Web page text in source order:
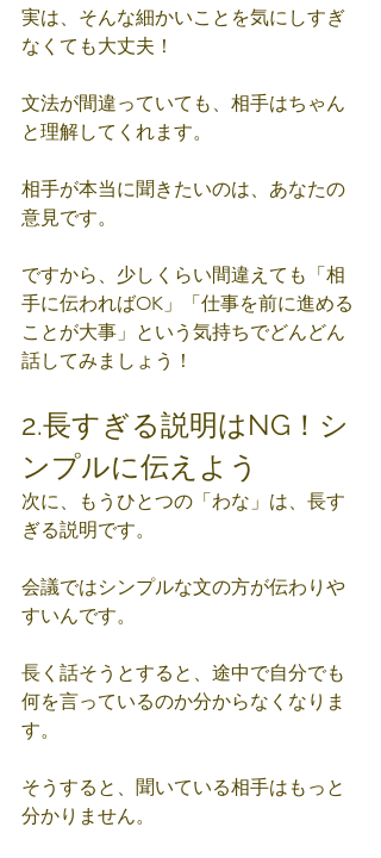
実は、そんな細かいことを気にしすぎ
なくても大丈夫！
文法が間違っていても、相手はちゃん
と理解してくれます。
相手が本当に聞きたいのは、あなたの
意見です。
ですから、少しくらい間違えても「相
手に伝わればOK」「仕事を前に進める
ことが大事」という気持ちでどんどん
話してみましょう！
2.長すぎる説明はNG！シ
ンプルに伝えよう
次に、もうひとつの「わな」は、長す
ぎる説明です。
会議ではシンプルな文の方が伝わりや
すいんです。
長く話そうとすると、途中で自分でも
何を言っているのか分からなくなりま
す。
そうすると、聞いている相手はもっと
分かりません。